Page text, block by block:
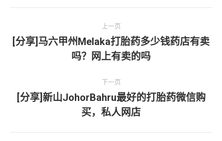
章
上一页
上
一
[分享]马六甲州Melaka打胎药多少钱药店有卖
吗？网上有卖的吗
下一页
下
一
文
[分享]新山JohorBahru最好的打胎药微信购
买，私人网店